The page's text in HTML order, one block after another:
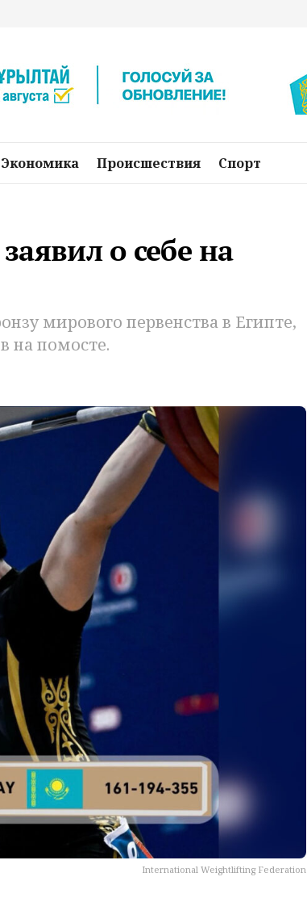
Экономика Происшествия Спорт
о себе на
мирового первенства в Египте,
на помосте.
International Weightlifting Federation